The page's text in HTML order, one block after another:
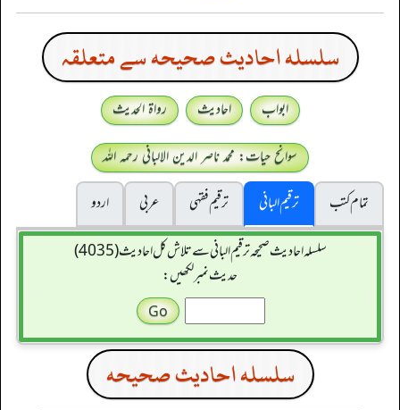
سلسله احاديث صحيحه سے متعلقہ
ابواب احادیث
رواۃ الحدیث
سوانح حیات: محمد ناصر الدین الالبانی رحمہ اللہ
تمام کتب
ترقیم البانی ترقيم فقہی عربی
اردو
سلسله احاديث صحيحه ترقیم البانی سے تلاش کل احادیث (4035)
حدیث نمبر لکھیں:
سلسله احاديث صحيحه